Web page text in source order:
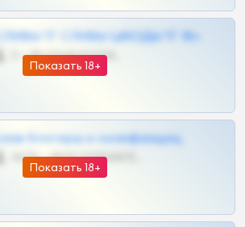
Показать 18+
СЛИВЫ ТГ СЛИВЫ ШКОДЫ ТГ 18+
0 •
Показать 18+
слив блогерш и онлифанщиц
4675 •